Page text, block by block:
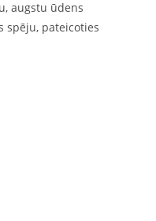
augstu ūdens
spēju, pateicoties